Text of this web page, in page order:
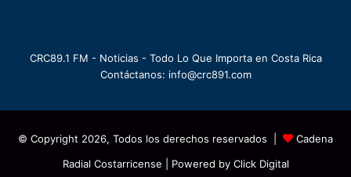
CRC89.1 FM - Noticias - Todo Lo Que Importa en Costa Rica
Contáctanos: info@crc891.com
© Copyright 2026, Todos los derechos reservados |
Cadena
Radial Costarricense | Powered by Click Digital